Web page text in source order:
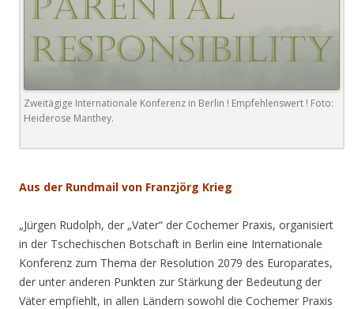
Zweitägige Internationale Konferenz in Berlin ! Empfehlenswert ! Foto:
Heiderose Manthey.
Aus der Rundmail von Franzjörg Krieg
„Jürgen Rudolph, der „Vater“ der Cochemer Praxis, organisiert
in der Tschechischen Botschaft in Berlin eine Internationale
Konferenz zum Thema der Resolution 2079 des Europarates,
der unter anderen Punkten zur Stärkung der Bedeutung der
Väter empfiehlt, in allen Ländern sowohl die Cochemer Praxis